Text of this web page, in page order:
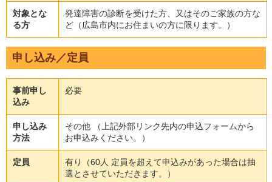
対象とな
る方
発達障害の診断を受けた方、又はそのご家族の方な
ど（広島市内にお住まいの方に限ります。）
申し込み／定員
事前申し
込み
必要
申し込み
方法
その他 （上記外部リンク先内の申込フォームから
お申込みください。）
定員
有り（60人 定員を超えて申込みがあった場合は抽
選とさせていただきます。）